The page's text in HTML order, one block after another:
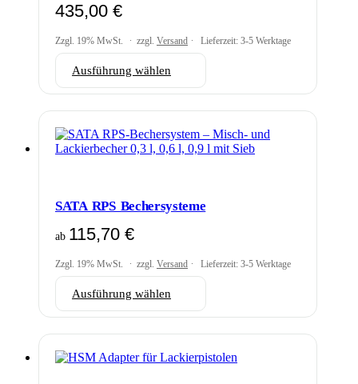
435,00 €
Zzgl. 19% MwSt. zzgl. Versand Lieferzeit: 3-5 Werktage
Ausführung wählen
Produkt
weist
mehrere
Varianten
auf.
Die
der
SATA RPS Bechersysteme
ab 115,70 €
Zzgl. 19% MwSt. zzgl. Versand Lieferzeit: 3-5 Werktage
Ausführung wählen
Produkt
weist
mehrere
Varianten
auf.